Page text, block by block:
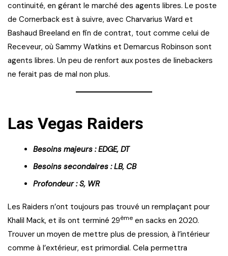
continuité, en gérant le marché des agents libres. Le poste
de Cornerback est à suivre, avec Charvarius Ward et
Bashaud Breeland en fin de contrat, tout comme celui de
Receveur, où Sammy Watkins et Demarcus Robinson sont
agents libres. Un peu de renfort aux postes de linebackers
ne ferait pas de mal non plus.
Las Vegas Raiders
Besoins majeurs : EDGE, DT
Besoins secondaires : LB, CB
Profondeur : S, WR
Les Raiders n’ont toujours pas trouvé un remplaçant pour
Khalil Mack, et ils ont terminé 29ème en sacks en 2020.
Trouver un moyen de mettre plus de pression, à l’intérieur
comme à l’extérieur, est primordial. Cela permettra